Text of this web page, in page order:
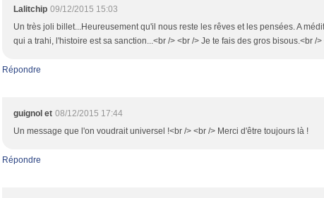
Lalitchip 09/12/2015 15:03
Un très joli billet...Heureusement qu'il nous reste les rêves et les pensées. A
qui a trahi, l'histoire est sa sanction...<br /> <br /> Je te fais des gros bisous.<br />
Répondre
guignol et 08/12/2015 17:44
Un message que l'on voudrait universel !<br /> <br /> Merci d'être toujours là !
Répondre